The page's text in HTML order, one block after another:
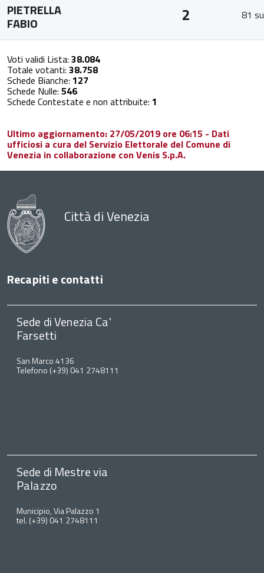
PIETRELLA
FABIO 2 81
Voti validi Lista: 38.084
Totale votanti: 38.758
Schede Bianche: 127
Schede Nulle: 546
Schede Contestate e non attribuite: 1
Ultimo aggiornamento: 27/05/2019 ore 06:15 - Dati
ufficiosi a cura del Servizio Elettorale del Comune di
Venezia in collaborazione con Venis S.p.A.
Città di Venezia
Recapiti e contatti
Sede di Venezia Ca'
Farsetti
San Marco 4136
Telefono (+39) 041 2748111
Sede di Mestre via
Palazzo
Municipio, Via Palazzo 1
tel. (+39) 041 2748111